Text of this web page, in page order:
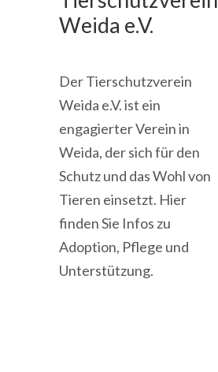
Weida e.V.
Der Tierschutzverein
Weida e.V. ist ein
engagierter Verein in
Weida, der sich für den
Schutz und das Wohl von
Tieren einsetzt. Hier
finden Sie Infos zu
Adoption, Pflege und
Unterstützung.